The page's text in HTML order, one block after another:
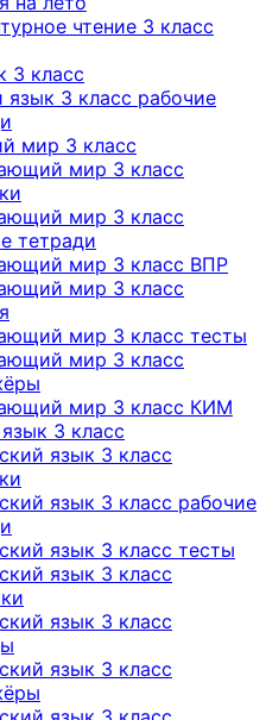
чтение 3 класс
3 класс
язык 3 класс рабочие
мир 3 класс
мир 3 класс
мир 3 класс
тетради
мир 3 класс ВПР
мир 3 класс
мир 3 класс тесты
мир 3 класс
мир 3 класс КИМ
3 класс
язык 3 класс
язык 3 класс рабочие
язык 3 класс тесты
язык 3 класс
язык 3 класс
язык 3 класс